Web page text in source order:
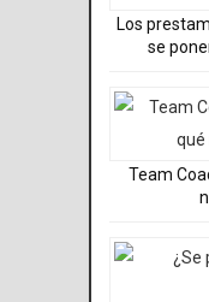
Los
se
Team